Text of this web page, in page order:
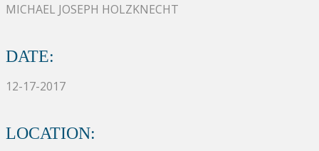
MICHAEL JOSEPH HOLZKNECHT
DATE:
12-17-2017
LOCATION: